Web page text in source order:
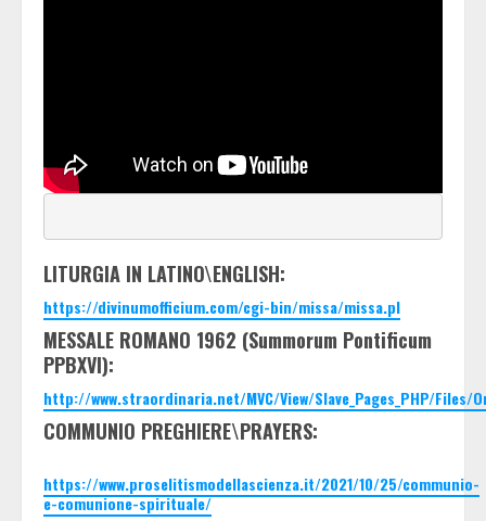
LITURGIA IN LATINO\ENGLISH:
https://divinumofficium.com/cgi-bin/missa/missa.pl
MESSALE ROMANO 1962 (Summorum Pontificum
PPBXVI):
http://www.straordinaria.net/MVC/View/Slave_Pages_PHP/Files/
COMMUNIO PREGHIERE\PRAYERS:
https://www.proselitismodellascienza.it/2021/10/25/communio-
e-comunione-spirituale/